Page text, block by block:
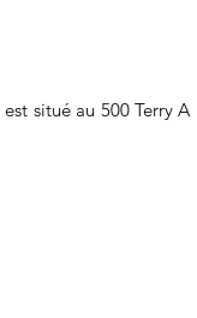
situé au 500 Terry A